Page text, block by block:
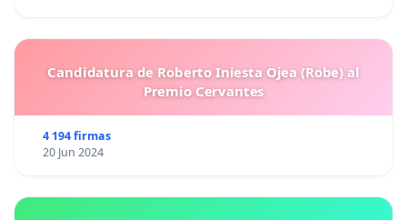
Candidatura de Roberto Iniesta Ojea (Robe) al
Premio Cervantes
4 194 firmas
20 Jun 2024